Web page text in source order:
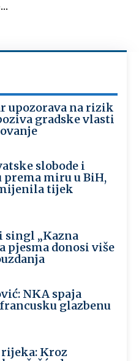
upozorava na rizik
gradske vlasti
slobode i
miru u BiH,
tijek
singl „Kazna
pjesma donosi više
NKA spaja
glazbenu
Kroz